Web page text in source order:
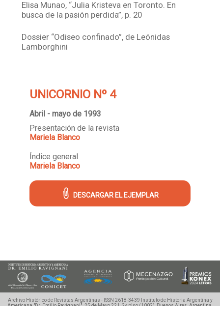
Elisa Munao, “Julia Kristeva en Toronto. En
busca de la pasión perdida”, p. 20
Dossier “Odiseo confinado”, de Leónidas
Lamborghini
UNICORNIO Nº 4
Abril - mayo de 1993
Presentación de la revista
Mariela Blanco
Índice general
Mariela Blanco
DESCARGAR EL EJEMPLAR
Archivo Histórico de Revistas Argentinas - ISSN 2618-3439
Instituto de Historia Argentina y
Americana "Dr. Emilio Ravignani".25 de Mayo 221, 2º piso (1002), Buenos Aires, Argentina.